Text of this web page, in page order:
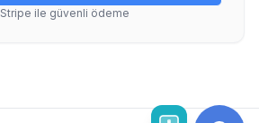
Stripe ile güvenli ödeme